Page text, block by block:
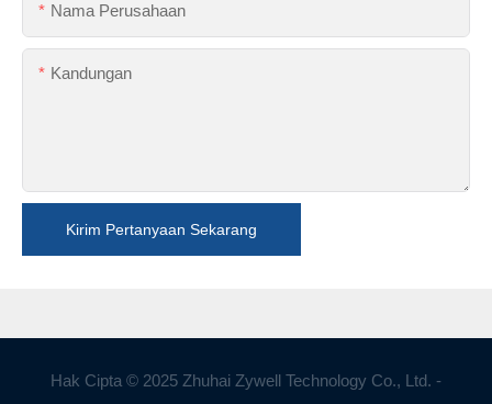
Nama Perusahaan
Kandungan
Kirim Pertanyaan Sekarang
Hak Cipta © 2025 Zhuhai Zywell Technology Co., Ltd. -